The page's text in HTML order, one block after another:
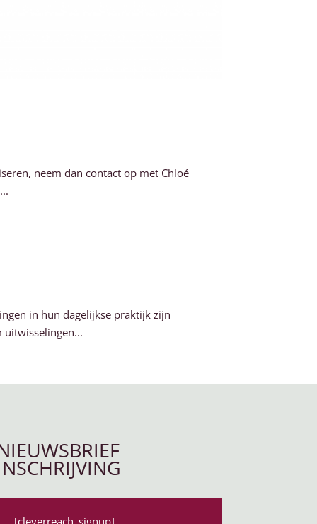
neem dan contact op met Chloé
in hun dagelijkse praktijk zijn
[cleverreach_signup]